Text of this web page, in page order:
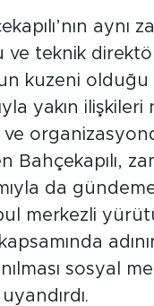
aynı
ve teknik
kuzeni olduğu
yakın ilişkileri
Bahçekapılı,
da
merkezli
sosyal